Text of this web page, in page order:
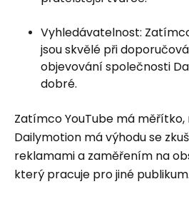
Vyhledávatelnost:
jsou skvělé při
objevování společnosti
dobré.
Zatímco YouTube má
Dailymotion má výhodu se
reklamami a zaměřením na
který pracuje pro jiné publikum.